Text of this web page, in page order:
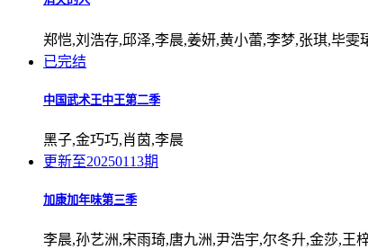
郑恺,刘浩存,邱泽,李晨,姜妍,黄小蕾,李梦,张琪,毕雯
已完结
中国武术王中王第二季
黑子,金巧巧,肖茵,李晨
更新至20250113期
加康加年味第三季
李晨,孙艺洲,宋雨琦,唐九洲,尹浩宇,尔冬升,金莎,王